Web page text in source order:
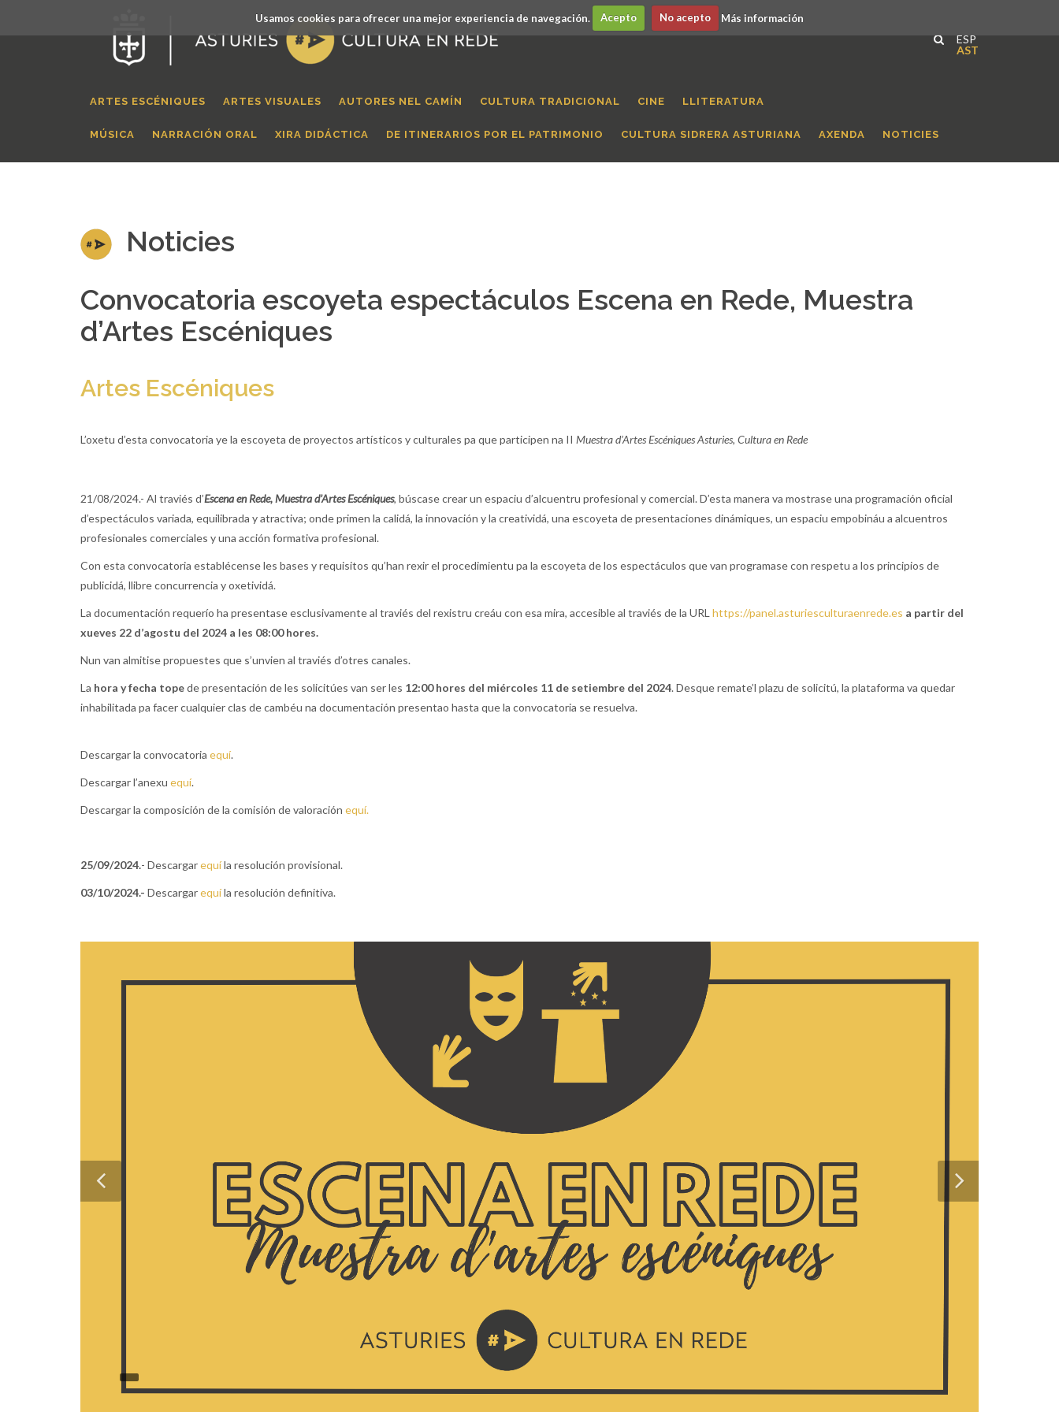
Usamos cookies para ofrecer una mejor experiencia de navegación. Acepto No acepto Más información
ESP
AST
ARTES ESCÉNIQUES ARTES VISUALES AUTORES NEL CAMÍN CULTURA TRADICIONAL CINE LLITERATURA
MÚSICA NARRACIÓN ORAL XIRA DIDÁCTICA DE ITINERARIOS POR EL PATRIMONIO CULTURA SIDRERA ASTURIANA AXENDA NOTICIES
Noticies
Convocatoria escoyeta espectáculos Escena en Rede, Muestra
d’Artes Escéniques
Artes Escéniques
L’oxetu d’esta convocatoria ye la escoyeta de proyectos artísticos y culturales pa que participen na II Muestra d’Artes Escéniques Asturies, Cultura en Rede
21/08/2024.- Al traviés d’Escena en Rede, Muestra d’Artes Escéniques, búscase crear un espaciu d’alcuentru profesional y comercial. D’esta manera va mostrase una programación oficial
d’espectáculos variada, equilibrada y atractiva; onde primen la calidá, la innovación y la creatividá, una escoyeta de presentaciones dinámiques, un espaciu empobináu a alcuentros
profesionales comerciales y una acción formativa profesional.
Con esta convocatoria establécense les bases y requisitos qu’han rexir el procedimientu pa la escoyeta de los espectáculos que van programase con respetu a los principios de
publicidá, llibre concurrencia y oxetividá.
La documentación requerío ha presentase esclusivamente al traviés del rexistru creáu con esa mira, accesible al traviés de la URL https://panel.asturiesculturaenrede.es a partir del
xueves 22 d’agostu del 2024 a les 08:00 hores.
Nun van almitise propuestes que s’unvien al traviés d’otres canales.
La hora y fecha topede presentación de les solicitúes van ser les 12:00 hores del miércoles 11 de setiembre del 2024. Desque remate’l plazu de solicitú, la plataforma va quedar
inhabilitada pa facer cualquier clas de cambéu na documentación presentao hasta que la convocatoria se resuelva.
Descargar la convocatoria equí.
Descargar l’anexu equí.
Descargar la composición de la comisión de valoración equí.
25/09/2024.- Descargarequíla resolución provisional.
03/10/2024.- Descargarequíla resolución definitiva.